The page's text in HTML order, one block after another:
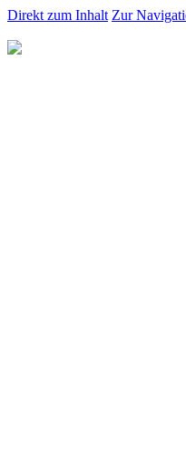
Direkt zum Inhalt Zur